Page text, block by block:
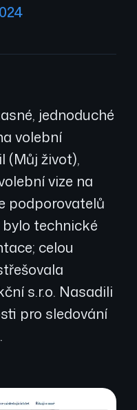
jednoduché
volební
(Můj život),
vize na
podporovatelů
technické
celou
s.r.o. Nasadili
pro sledování